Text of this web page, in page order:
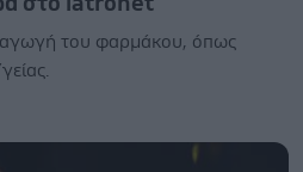
του φαρμάκου, όπως